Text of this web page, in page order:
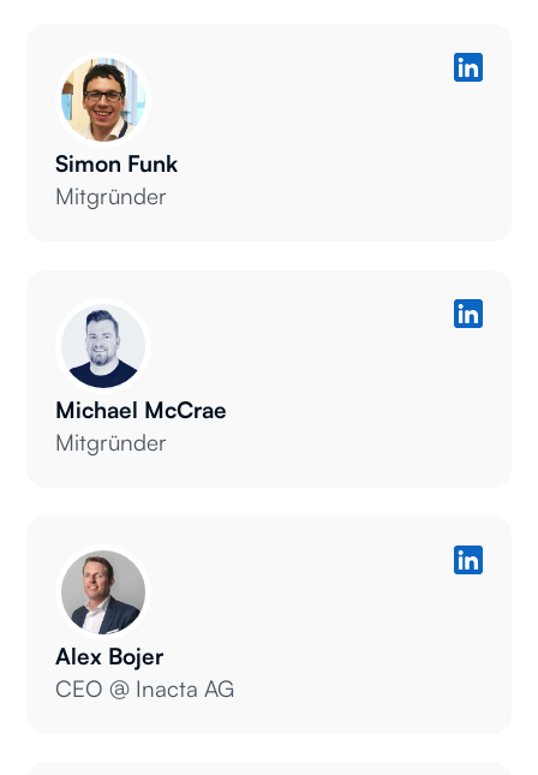
Simon Funk
Mitgründer
Michael McCrae
Mitgründer
Alex Bojer
CEO @ Inacta AG